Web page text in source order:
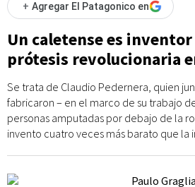
+ Agregar El Patagonico en
Un caletense es inventor
prótesis revolucionaria
Se trata de Claudio Pedernera, quien
fabricaron – en el marco de su trabajo
personas amputadas por debajo de la
invento cuatro veces más barato que la